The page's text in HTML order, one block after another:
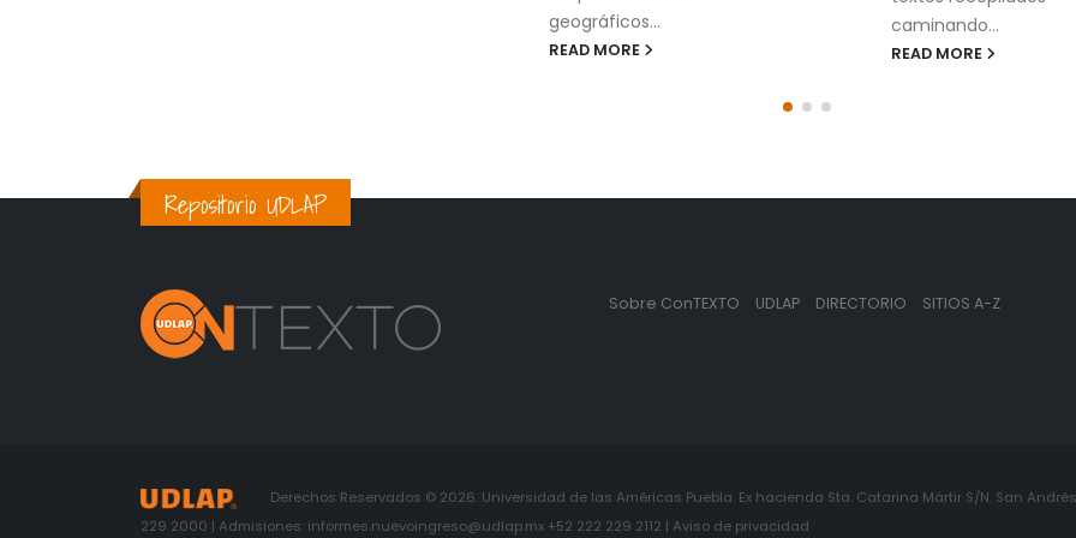
geográficos...
READ MORE
caminando...
READ MORE
Repositorio UDLAP
Sobre ConTEXTO UDLAP DIRECTORIO SITIOS A-Z
Derechos Reservados © 2026. Universidad de las Américas Puebla. Ex hacienda Sta. Catarina Mártir S/N. San
229 2000 | Admisiones: informes.nuevoingreso@udlap.mx +52 222 229 2112 | Aviso de privacidad